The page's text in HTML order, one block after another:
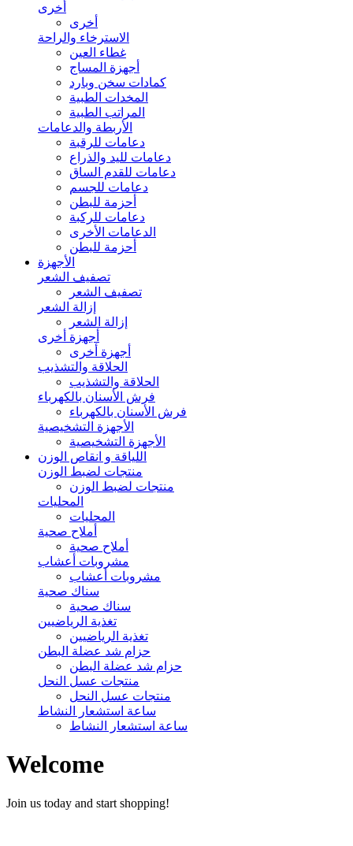
أخرى
أخرى
الاسترخاء والراحة
غطاء العين
أجهزة المساج
كمادات سخن وبارد
المخدات الطبية
المراتب الطبية
الأربطة والدعامات
دعامات للرقبة
دعامات لليد والذراع
دعامات للقدم الساق
دعامات للجسم
أحزمة للبطن
دعامات للركبة
الدعامات الأخرى
أحزمة للبطن
الأجهزة
تصفيف الشعر
تصفيف الشعر
إزالة الشعر
إزالة الشعر
أجهزة أخرى
أجهزة أخرى
الحلاقة والتشذيب
الحلاقة والتشذيب
فرش الأسنان بالكهرباء
فرش الأسنان بالكهرباء
الأجهزة التشخيصية
الأجهزة التشخيصية
اللياقة و انقاص الوزن
منتجات لضبط الوزن
منتجات لضبط الوزن
المحليات
المحليات
أملاح صحية
أملاح صحية
مشروبات أعشاب
مشروبات أعشاب
سناك صحية
سناك صحية
تغذية الرياضيين
تغذية الرياضيين
حزام شد عضلة البطن
حزام شد عضلة البطن
منتجات عسل النحل
منتجات عسل النحل
ساعة استشعار النشاط
ساعة استشعار النشاط
Welcome
Join us today and start shopping!